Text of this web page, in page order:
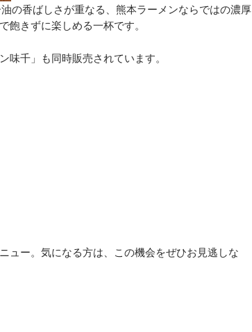
の香ばしさが重なる、熊本ラーメンならではの濃厚
飽きずに楽しめる一杯です。
味千」も同時販売されています。
ュー。気になる方は、この機会をぜひお見逃しな